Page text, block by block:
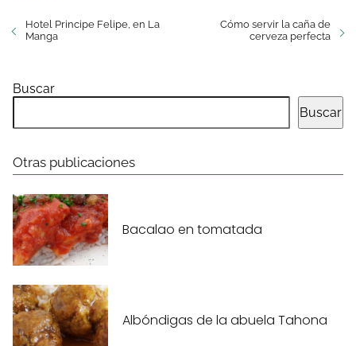
Hotel Principe Felipe, en La
Manga
Cómo servir la caña de
cerveza perfecta
Buscar
Buscar
Otras publicaciones
Bacalao en tomatada
Albóndigas de la abuela Tahona